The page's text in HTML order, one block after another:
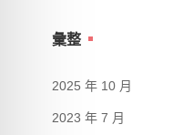
彙整
2025 年 10 月
2023 年 7 月